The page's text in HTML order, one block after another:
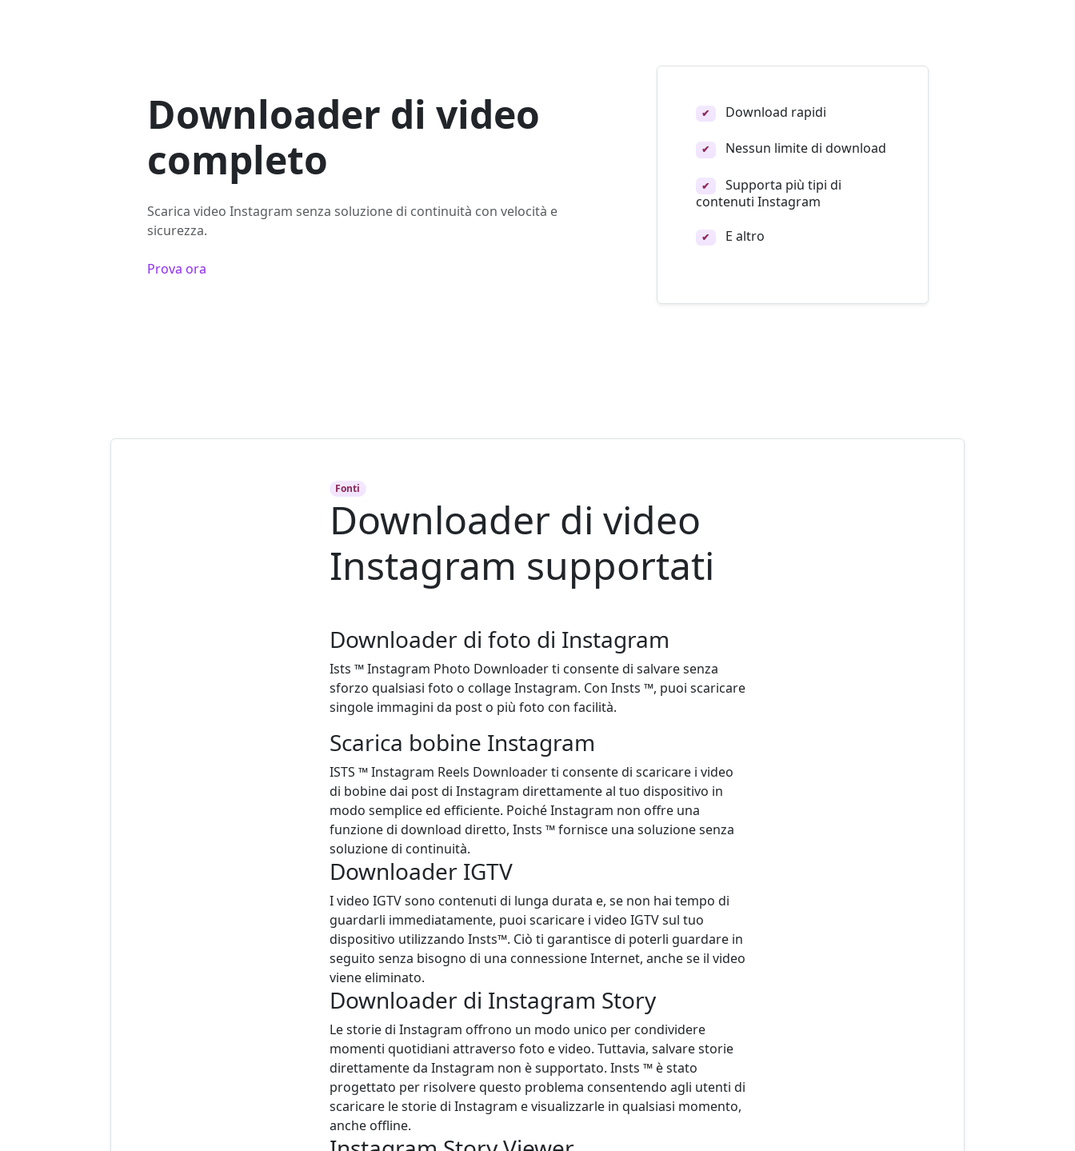
Downloader di video
completo
Scarica video Instagram senza soluzione di continuità con velocità e
sicurezza.
Prova ora
✔ Download rapidi
✔ Nessun limite di download
✔
Supporta più tipi di
contenuti Instagram
✔ E altro
Fonti
Downloader di video
Instagram supportati
Downloader di foto di Instagram
Ists ™ Instagram Photo Downloader ti consente di salvare senza
sforzo qualsiasi foto o collage Instagram. Con Insts ™, puoi scaricare
singole immagini da post o più foto con facilità.
Scarica bobine Instagram
ISTS ™ Instagram Reels Downloader ti consente di scaricare i video
di bobine dai post di Instagram direttamente al tuo dispositivo in
modo semplice ed efficiente. Poiché Instagram non offre una
funzione di download diretto, Insts ™ fornisce una soluzione senza
soluzione di continuità.
Downloader IGTV
I video IGTV sono contenuti di lunga durata e, se non hai tempo di
guardarli immediatamente, puoi scaricare i video IGTV sul tuo
dispositivo utilizzando Insts™. Ciò ti garantisce di poterli guardare in
seguito senza bisogno di una connessione Internet, anche se il video
viene eliminato.
Downloader di Instagram Story
Le storie di Instagram offrono un modo unico per condividere
momenti quotidiani attraverso foto e video. Tuttavia, salvare storie
direttamente da Instagram non è supportato. Insts ™ è stato
progettato per risolvere questo problema consentendo agli utenti di
scaricare le storie di Instagram e visualizzarle in qualsiasi momento,
anche offline.